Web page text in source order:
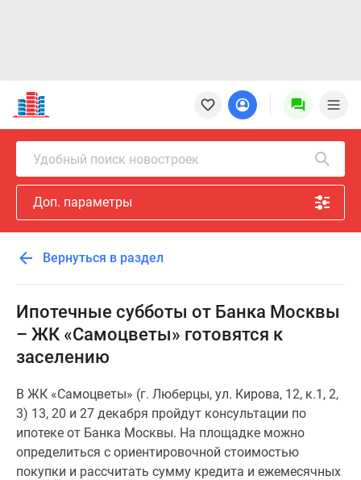
Новостройки
Квартиры
Ипотека
Новостройки
Москвы
Новостройки
Подмосковья
Новостройки
Москвы
Готовые
новостройки
Новостройки
карте
предложения
Коммерческие
помещения
Продавцы
Удобный поиск новостроек
Доп. параметры
Вернуться в раздел
Ипотечные субботы от Банка Москвы
– ЖК «Самоцветы» готовятся к
заселению
В ЖК «Самоцветы» (г. Люберцы, ул. Кирова, 12, к.1, 2,
3) 13, 20 и 27 декабря пройдут консультации по
ипотеке от Банка Москвы. На площадке можно
определиться с ориентировочной стоимостью
покупки и рассчитать сумму кредита и ежемесячных